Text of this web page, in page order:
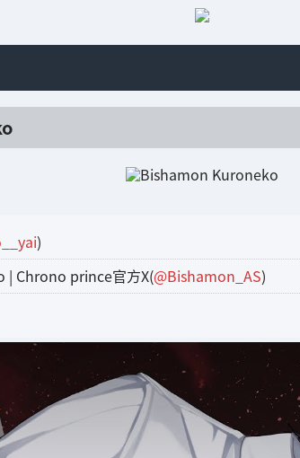
)
Chrono prince官方X(@Bishamon_AS)